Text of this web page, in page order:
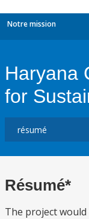
Notre mission
Haryana
for
Résumé*
The project